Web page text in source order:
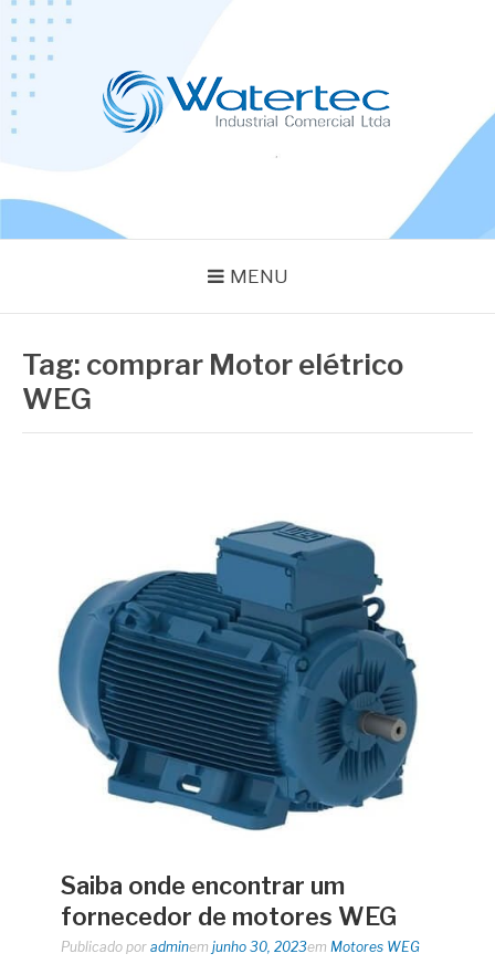
Pular
para
conteúdo
MENU
Tag: comprar Motor elétrico
WEG
Saiba onde encontrar um
fornecedor de motores WEG
Publicado por adminem junho 30, 2023em Motores WEG